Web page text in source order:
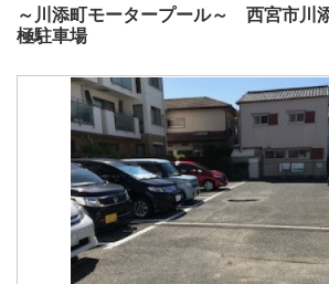
～川添町モータープール～ 西宮市川
極駐車場